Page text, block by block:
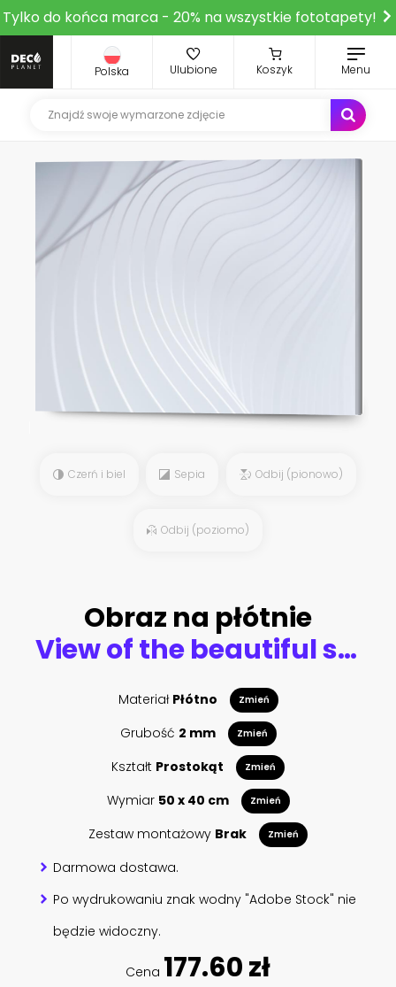
Tylko do końca marca - 20% na wszystkie fototapety!
Polska Ulubione Koszyk Menu
Czerń i biel Sepia Odbij (pionowo)
Odbij (poziomo)
Obraz na płótnie
View of the beautiful sunset over False Bay from Kalkbay with little coloured houses on the beach, with mountains in the background, Cape Town, South Africa
Materiał Płótno Zmień
Grubość 2 mm Zmień
Kształt Prostokąt Zmień
Wymiar 50 x 40 cm Zmień
Zestaw montażowy Brak Zmień
Darmowa dostawa.
Po wydrukowaniu znak wodny "Adobe Stock" nie
będzie widoczny.
Cena 177.60 zł